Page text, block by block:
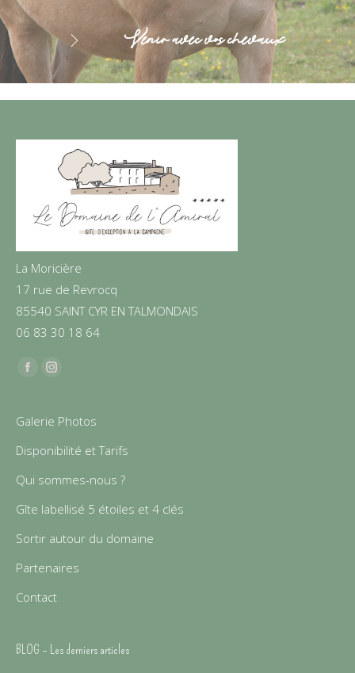
Venir avec vos chevaux
La Moricière
17 rue de Revrocq
85540 SAINT CYR EN TALMONDAIS
06 83 30 18 64
Find us on:
FacebookInstagram
Galerie Photos
Disponibilité et Tarifs
Qui sommes-nous ?
Gîte labellisé 5 étoiles et 4 clés
Sortir autour du domaine
Partenaires
Contact
BLOG – Les derniers articles